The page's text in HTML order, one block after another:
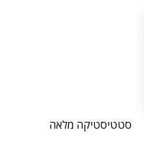
סטטיסטיקה מלאה